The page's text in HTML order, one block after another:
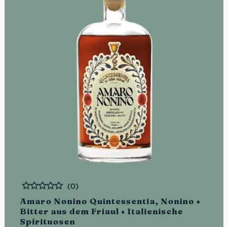
Amaro Nonino Quintessentia, Nonino •
Bitter aus dem Friaul • Italienische
Spirituosen
Bewertet
(0)